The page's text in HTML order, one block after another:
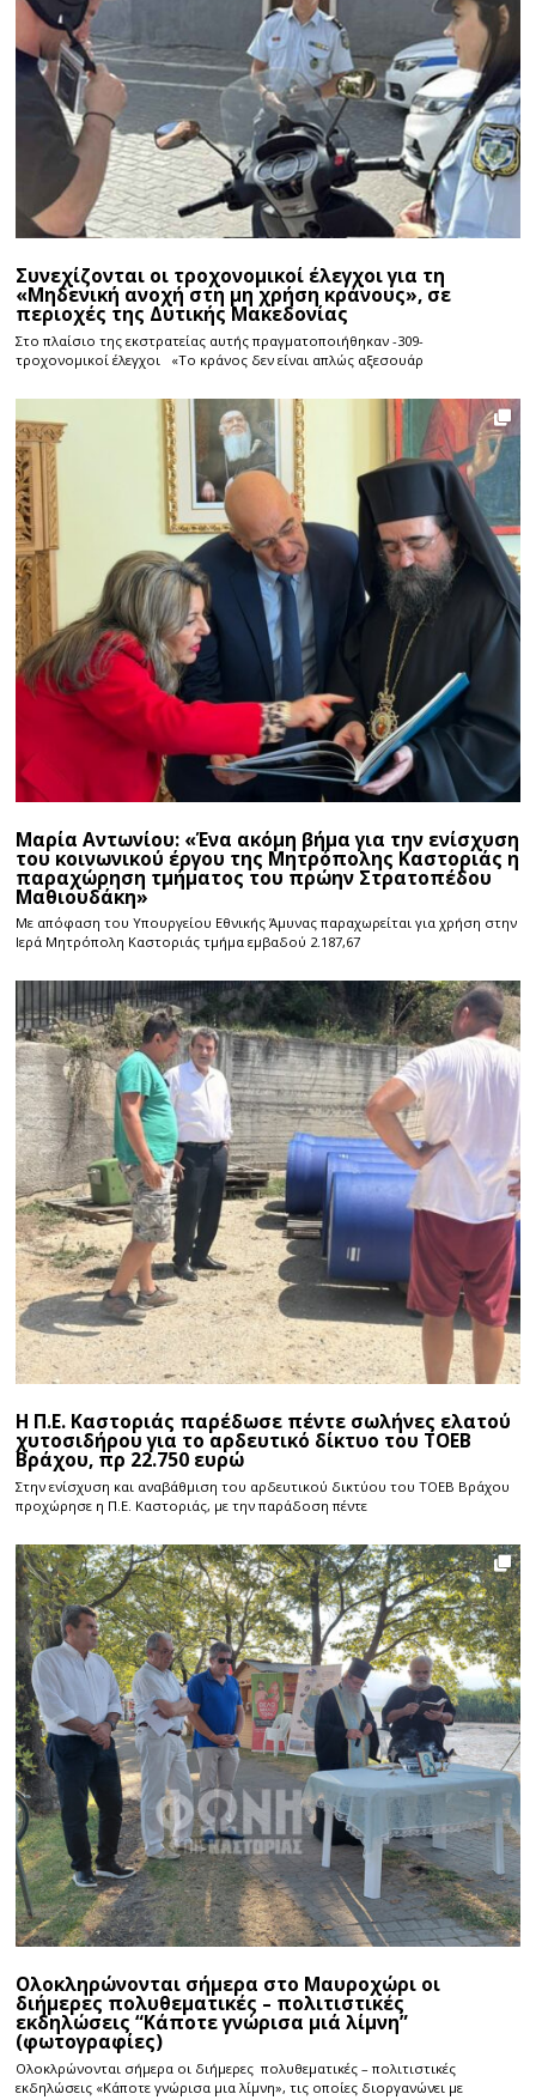
Συνεχίζονται οι τροχονομικοί έλεγχοι για τη
«Μηδενική ανοχή στη μη χρήση κράνους», σε
περιοχές της Δυτικής Μακεδονίας
Στο πλαίσιο της εκστρατείας αυτής πραγματοποιήθηκαν -309-
τροχονομικοί έλεγχοι «Το κράνος δεν είναι απλώς αξεσουάρ
Μαρία Αντωνίου: «Ένα ακόμη βήμα για την ενίσχυση
του κοινωνικού έργου της Μητρόπολης Καστοριάς η
παραχώρηση τμήματος του πρώην Στρατοπέδου
Μαθιουδάκη»
Με απόφαση του Υπουργείου Εθνικής Άμυνας παραχωρείται για χρήση στην
Ιερά Μητρόπολη Καστοριάς τμήμα εμβαδού 2.187,67
Η Π.Ε. Καστοριάς παρέδωσε πέντε σωλήνες ελατού
χυτοσιδήρου για το αρδευτικό δίκτυο του ΤΟΕΒ
Βράχου, πρ 22.750 ευρώ
Στην ενίσχυση και αναβάθμιση του αρδευτικού δικτύου του ΤΟΕΒ Βράχου
προχώρησε η Π.Ε. Καστοριάς, με την παράδοση πέντε
Ολοκληρώνονται σήμερα στο Μαυροχώρι οι
διήμερες πολυθεματικές – πολιτιστικές
εκδηλώσεις “Κάποτε γνώρισα μιά λίμνη”
(φωτογραφίες)
Ολοκλρώνονται σήμερα οι διήμερες πολυθεματικές – πολιτιστικές
εκδηλώσεις «Κάποτε γνώρισα μια λίμνη», τις οποίες διοργανώνει με